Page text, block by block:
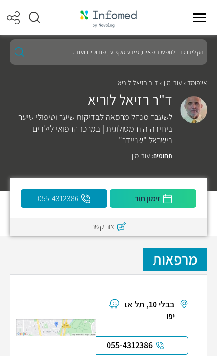
הקלידו
כדי
לחפש
מקצועי,
פורומים
ועוד...
אינפומד עור ומין ד"ר רזיאל לוריא
ד"ר רזיאל לוריא
לשעבר מנהל מרפאה לבדיקות שיער וטיפולי שיער
ביחידה הדרמטולוגית | במרכז הרפואי לילדים
בישראל "שניידר"
תחומים: עור ומין
זימון תור 055-4312386
צור קשר
מרפאות
בבלי 10, תל אביב
יפו
055-4312386